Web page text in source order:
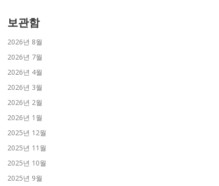
보관함
2026년 8월
2026년 7월
2026년 4월
2026년 3월
2026년 2월
2026년 1월
2025년 12월
2025년 11월
2025년 10월
2025년 9월